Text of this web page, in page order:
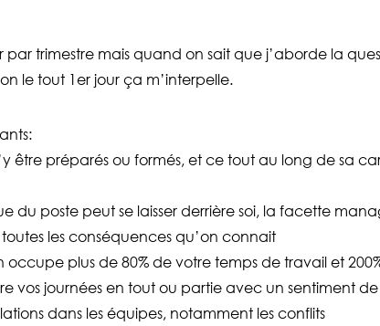
par trimestre mais quand on sait que j’aborde la
le tout 1er jour ça m’interpelle.
être préparés ou formés, et ce tout au long de sa
du poste peut se laisser derrière soi, la facette
les conséquences qu’on connait
plus de 80% de votre temps de travail et
vos journées en tout ou partie avec un sentiment
dans les équipes, notamment les conflits